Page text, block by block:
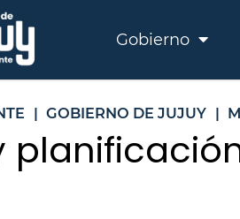
Gobierno
| GOBIERNO DE JUJUY |